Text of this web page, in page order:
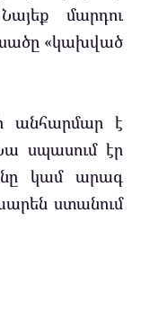
մարդու
«կախված
անհարմար է
սպասում էր
կամ արագ
ստանում